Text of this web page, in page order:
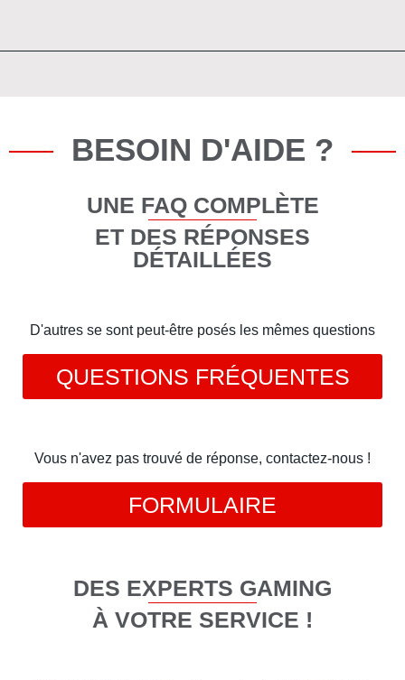
BESOIN D'AIDE ?
UNE FAQ COMPLÈTE
ET DES RÉPONSES
DÉTAILLÉES
D'autres se sont peut-être posés les mêmes questions
QUESTIONS FRÉQUENTES
Vous n'avez pas trouvé de réponse, contactez-nous !
FORMULAIRE
DES EXPERTS GAMING
À VOTRE SERVICE !